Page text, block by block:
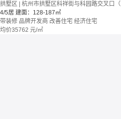
拱墅区 | 杭州市拱墅区科祥街与科园路交叉口（
4/5居 建面：128-187㎡
带装修 品牌开发商 改善住宅 经济住宅
均价35762 元/㎡